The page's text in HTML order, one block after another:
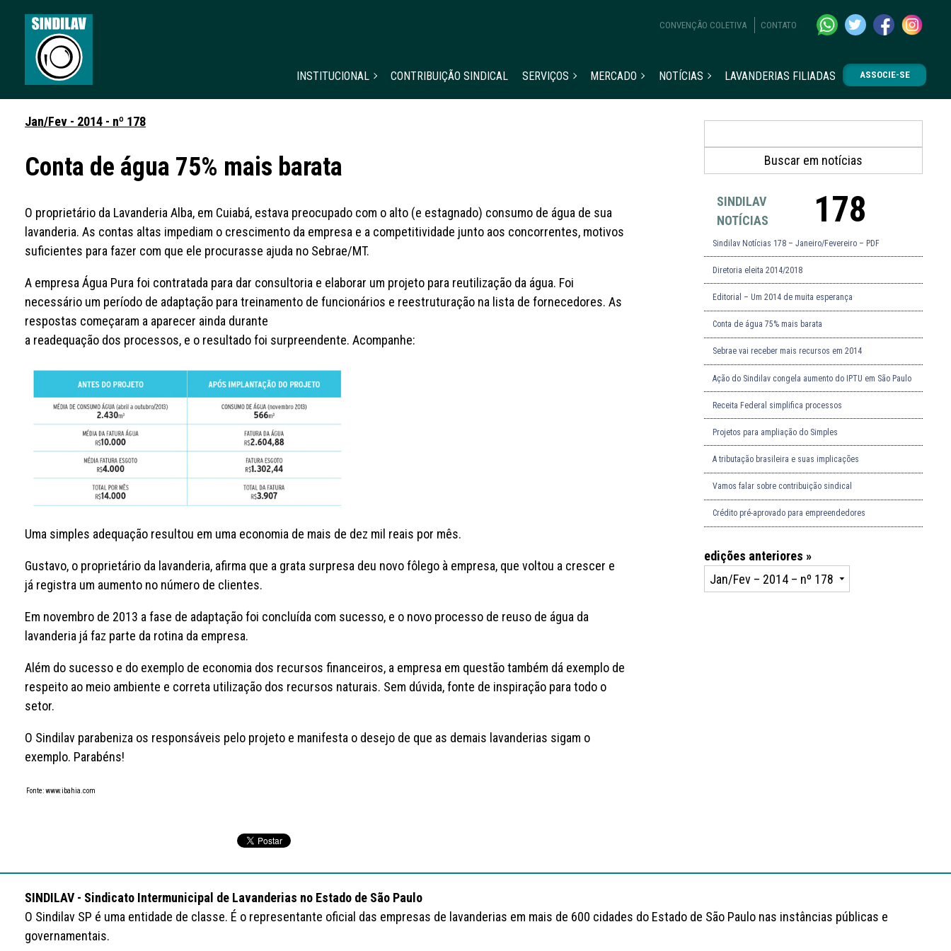
CONVENÇÃO COLETIVA CONTATO
INSTITUCIONAL CONTRIBUIÇÃO SINDICAL SERVIÇOS MERCADO NOTÍCIAS LAVANDERIAS FILIADAS ASSOCIE-SE
Jan/Fev - 2014 - nº 178
Conta de água 75% mais barata
O proprietário da Lavanderia Alba, em Cuiabá, estava preocupado com o alto (e estagnado) consumo de água de sua
lavanderia. As contas altas impediam o crescimento da empresa e a competitividade junto aos concorrentes, motivos
suficientes para fazer com que ele procurasse ajuda no Sebrae/MT.
A empresa Água Pura foi contratada para dar consultoria e elaborar um projeto para reutilização da água. Foi
necessário um período de adaptação para treinamento de funcionários e reestruturação na lista de fornecedores. As
respostas começaram a aparecer ainda durante
a readequação dos processos, e o resultado foi surpreendente. Acompanhe:
Uma simples adequação resultou em uma economia de mais de dez mil reais por mês.
Gustavo, o proprietário da lavanderia, afirma que a grata surpresa deu novo fôlego à empresa, que voltou a crescer e
já registra um aumento no número de clientes.
Em novembro de 2013 a fase de adaptação foi concluída com sucesso, e o novo processo de reuso de água da
lavanderia já faz parte da rotina da empresa.
Além do sucesso e do exemplo de economia dos recursos financeiros, a empresa em questão também dá exemplo de
respeito ao meio ambiente e correta utilização dos recursos naturais. Sem dúvida, fonte de inspiração para todo o
setor.
O Sindilav parabeniza os responsáveis pelo projeto e manifesta o desejo de que as demais lavanderias sigam o
exemplo. Parabéns!
Fonte: www.ibahia.com
SINDILAV
NOTÍCIAS
178
Sindilav Notícias 178 – Janeiro/Fevereiro – PDF
Diretoria eleita 2014/2018
Editorial – Um 2014 de muita esperança
Conta de água 75% mais barata
Sebrae vai receber mais recursos em 2014
Ação do Sindilav congela aumento do IPTU em São Paulo
Receita Federal simplifica processos
Projetos para ampliação do Simples
A tributação brasileira e suas implicações
Vamos falar sobre contribuição sindical
Crédito pré-aprovado para empreendedores
edições anteriores »
SINDILAV - Sindicato Intermunicipal de Lavanderias no Estado de São Paulo
O Sindilav SP é uma entidade de classe. É o representante oficial das empresas de lavanderias em mais de 600 cidades do Estado de São Paulo nas instâncias públicas e
governamentais.